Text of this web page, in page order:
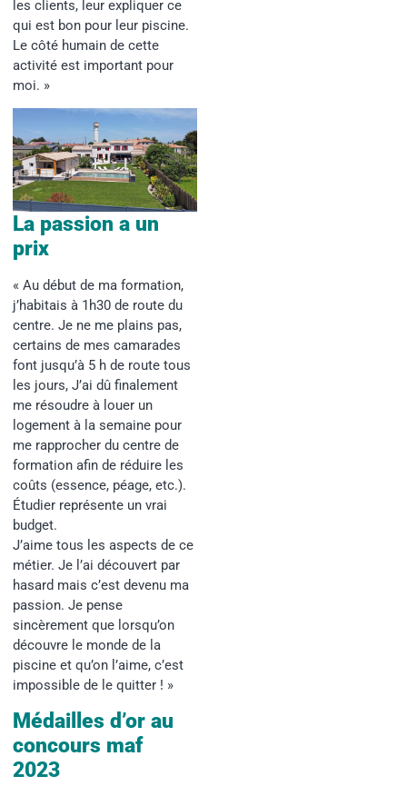
les clients, leur expliquer ce
qui est bon pour leur piscine.
Le côté humain de cette
activité est important pour
moi. »
La passion a un
prix
« Au début de ma formation,
j’habitais à 1h30 de route du
centre. Je ne me plains pas,
certains de mes camarades
font jusqu’à 5 h de route tous
les jours, J’ai dû finalement
me résoudre à louer un
logement à la semaine pour
me rapprocher du centre de
formation afin de réduire les
coûts (essence, péage, etc.).
Étudier représente un vrai
budget.
J’aime tous les aspects de ce
métier. Je l’ai découvert par
hasard mais c’est devenu ma
passion. Je pense
sincèrement que lorsqu’on
découvre le monde de la
piscine et qu’on l’aime, c’est
impossible de le quitter ! »
Médailles d’or au
concours maf
2023